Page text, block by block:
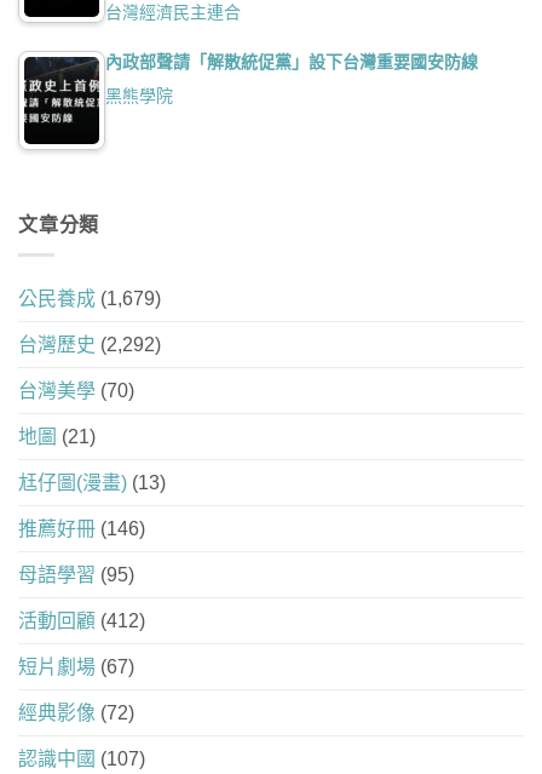
台灣經濟民主連合
內政部聲請「解散統促黨」設下台灣重要國安防線
黑熊學院
文章分類
公民養成 (1,679)
台灣歷史 (2,292)
台灣美學 (70)
地圖 (21)
尪仔圖(漫畫) (13)
推薦好冊 (146)
母語學習 (95)
活動回顧 (412)
短片劇場 (67)
經典影像 (72)
認識中國 (107)